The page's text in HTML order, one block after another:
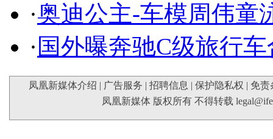
·奥迪公主-车模周伟童
· 国外曝奔驰C级旅行
凤凰新媒体介绍 | 广告服务 | 招聘信息 | 保护隐私权 | 免责
凤凰新媒体 版权所有 不得转载